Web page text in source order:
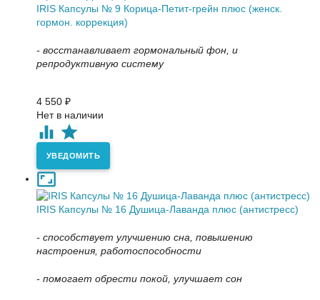
IRIS Капсулы № 9 Корица-Петит-грейн плюс (женск.
гормон. коррекция)
- восстанавливает гормональный фон, и
репродуктивную систему
4 550 ₽
Нет в наличии
УВЕДОМИТЬ
IRIS Капсулы № 16 Душица-Лаванда плюс (антистресс)
- способствует улучшению сна, повышению
настроения, работоспособности
- помогает обрести покой, улучшает сон